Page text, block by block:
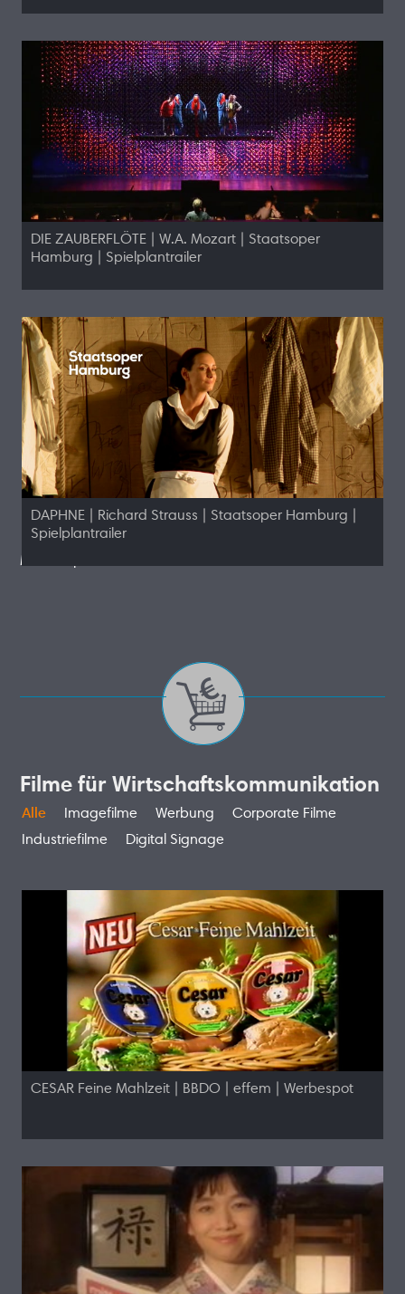
DIE ZAUBERFLÖTE | W.A. Mozart | Staatsoper
Hamburg | Spielplantrailer
DAPHNE | Richard Strauss | Staatsoper Hamburg |
Spielplantrailer
Mehr Operntrailer
Filme für Wirtschaftskommunikation
Alle Imagefilme Werbung
Corporate Filme
Industriefilme
Digital Signage
CESAR Feine Mahlzeit | BBDO | effem | Werbespot